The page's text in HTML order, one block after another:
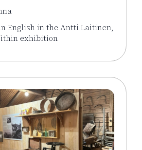
English in the Antti Laitinen,
exhibition
Guided tour in English: